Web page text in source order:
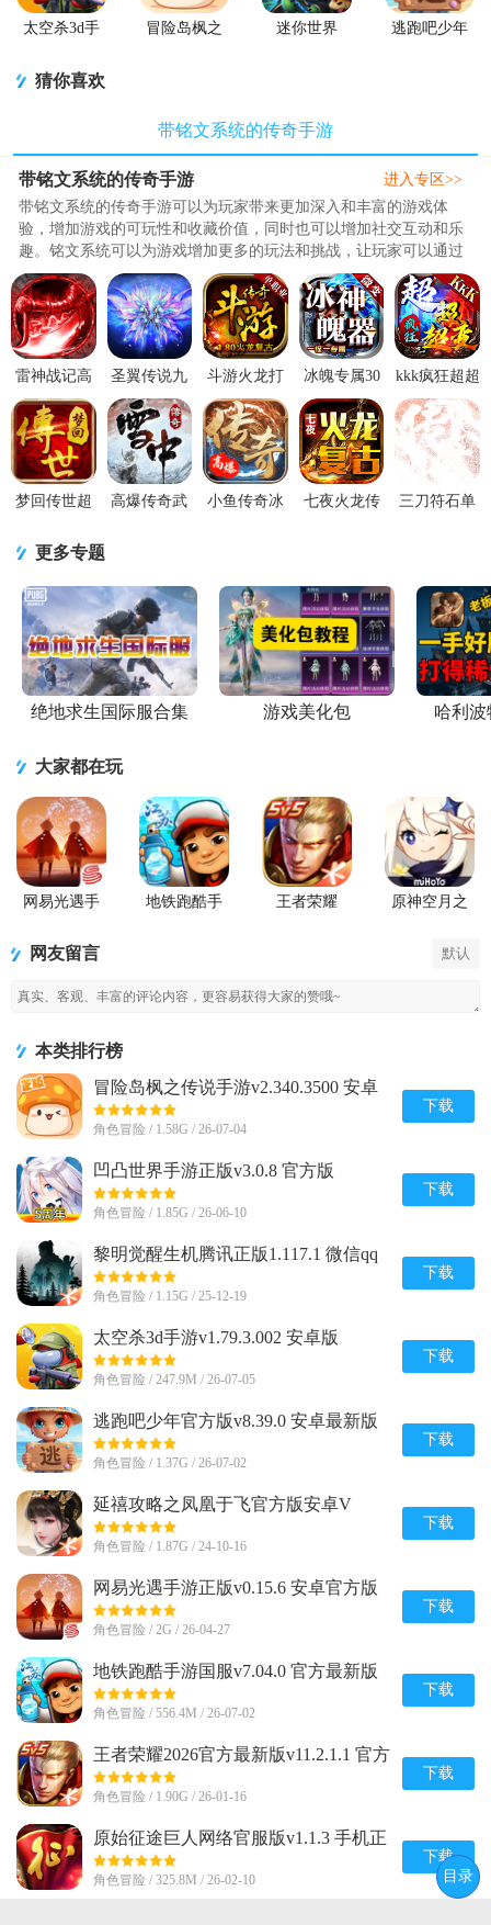
太空杀3d手
冒险岛枫之
迷你世界
逃跑吧少年
猜你喜欢
带铭文系统的传奇手游
带铭文系统的传奇手游
带铭文系统的传奇手游可以为玩家带来更加深入和丰富的游戏体
验，增加游戏的可玩性和收藏价值，同时也可以增加社交互动和乐
趣。铭文系统可以为游戏增加更多的玩法和挑战，让玩家可以通过
铭文来提升自己的属性和技能，..
进入专区>>
雷神战记高
爆传奇
v5.0.1 高爆
版
圣翼传说九
游版v4.0.1
九游版
斗游火龙打
金传奇4.3.3
火龙复古版
冰魄专属30
元顶赞微变
版4.3.2 安卓
版
kkk疯狂超超
超变传奇游
戏4.3.2 打金
版
梦回传世超
安卓版
高爆传奇武
小鱼传奇冰
七夜火龙传
三刀符石单
更多专题
绝地求生国际服合集 游戏美化包 哈利
大家都在玩
网易光遇手
地铁跑酷手
王者荣耀
原神空月之
网友留言 默认
本类排行榜
冒险岛枫之传说手游v2.340.3500 安卓
最新版
角色冒险 / 1.58G / 26-07-04
下载
凹凸世界手游正版v3.0.8 官方版
角色冒险 / 1.85G / 26-06-10
下载
黎明觉醒生机腾讯正版1.117.1 微信qq
登录版
角色冒险 / 1.15G / 25-12-19
下载
太空杀3d手游v1.79.3.002 安卓版
角色冒险 / 247.9M / 26-07-05
下载
逃跑吧少年官方版v8.39.0 安卓最新版
角色冒险 / 1.37G / 26-07-02
下载
延禧攻略之凤凰于飞官方版安卓V
1.0.31最新版
角色冒险 / 1.87G / 24-10-16
下载
网易光遇手游正版v0.15.6 安卓官方版
角色冒险 / 2G / 26-04-27
下载
地铁跑酷手游国服v7.04.0 官方最新版
角色冒险 / 556.4M / 26-07-02
下载
王者荣耀2026官方最新版v11.2.1.1 官方
正版
角色冒险 / 1.90G / 26-01-16
下载
原始征途巨人网络官服版v1.1.3 手机正
版
角色冒险 / 325.8M / 26-02-10
下载
目录